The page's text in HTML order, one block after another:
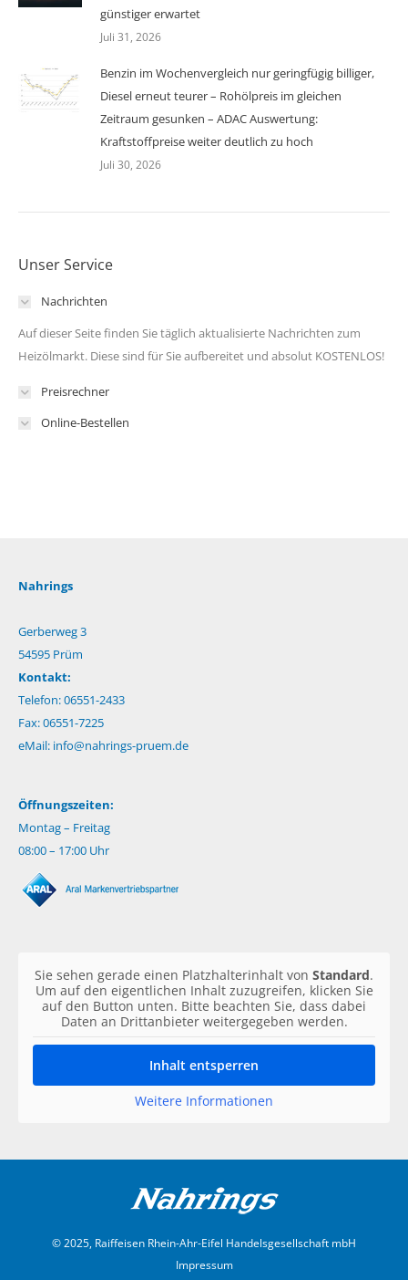
günstiger erwartet
Juli 31, 2026
Benzin im Wochenvergleich nur geringfügig billiger,
Diesel erneut teurer – Rohölpreis im gleichen
Zeitraum gesunken – ADAC Auswertung:
Kraftstoffpreise weiter deutlich zu hoch
Juli 30, 2026
Unser Service
Nachrichten
Auf dieser Seite finden Sie täglich aktualisierte Nachrichten zum
Heizölmarkt. Diese sind für Sie aufbereitet und absolut KOSTENLOS!
Preisrechner
Online-Bestellen
Nahrings
Gerberweg 3
54595 Prüm
Kontakt:
Telefon: 06551-2433
Fax: 06551-7225
eMail: info@nahrings-pruem.de
Öffnungszeiten:
Montag – Freitag
08:00 – 17:00 Uhr
Sie sehen gerade einen Platzhalterinhalt von Standard.
Um auf den eigentlichen Inhalt zuzugreifen, klicken Sie
auf den Button unten. Bitte beachten Sie, dass dabei
Daten an Drittanbieter weitergegeben werden.
Inhalt entsperren
Weitere Informationen
© 2025, Raiffeisen Rhein-Ahr-Eifel Handelsgesellschaft mbH
Impressum